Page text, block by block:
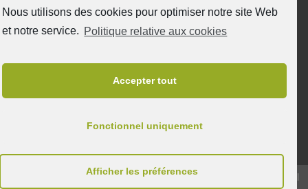
Nous utilisons des cookies pour optimiser notre site Web
et notre service. Politique relative aux cookies
Accepter tout
Fonctionnel uniquement
Afficher les préférences
08227 - Terrassa
Tel. 93 727 35 34
© 2025 & Tous droits réservés au Consell Comarcal del Vallès Occidental |